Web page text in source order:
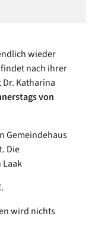
wieder
nach ihrer
Katharina
ags von
Gemeindehaus
Die
Laak
wird nichts